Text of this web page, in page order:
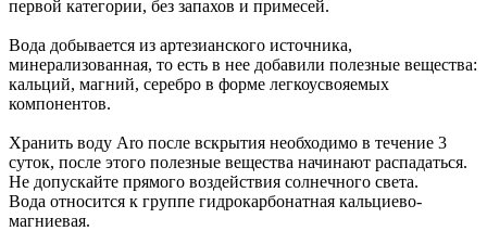
первой категории, без запахов и примесей.
Вода добывается из артезианского источника,
минерализованная, то есть в нее добавили полезные вещества:
кальций, магний, серебро в форме легкоусвояемых
компонентов.
Хранить воду Aro после вскрытия необходимо в течение 3
суток, после этого полезные вещества начинают распадаться.
Не допускайте прямого воздействия солнечного света.
Вода относится к группе гидрокарбонатная кальциево-
магниевая.